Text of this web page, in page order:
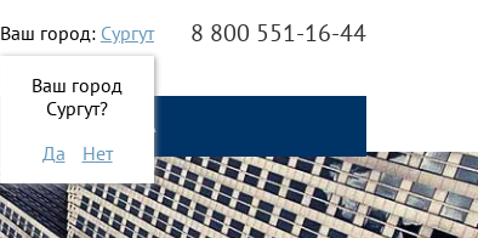
Ваш город: Сургут
Ваш город
Сургут?
Да
Нет
8 800 551-16-44
ОНЛАЙН ЗАЯВКА